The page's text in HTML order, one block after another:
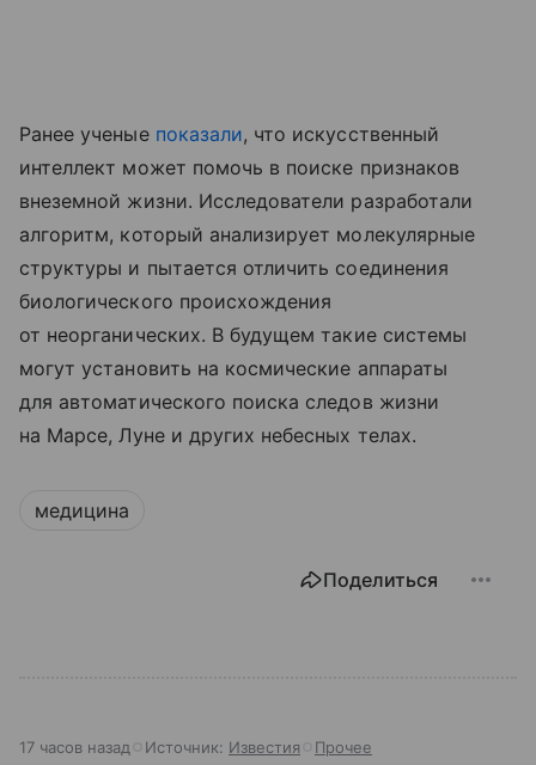
Ранее ученые показали, что искусственный
интеллект может помочь в поиске признаков
внеземной жизни. Исследователи разработали
алгоритм, который анализирует молекулярные
структуры и пытается отличить соединения
биологического происхождения
от неорганических. В будущем такие системы
могут установить на космические аппараты
для автоматического поиска следов жизни
на Марсе, Луне и других небесных телах.
медицина
Поделиться
17 часов назад Источник: Известия Прочее